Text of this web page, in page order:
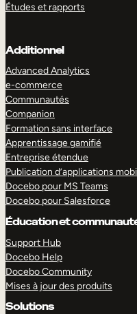
Études et rapports
Additionnel
Advanced Analytics
e-commerce
Communautés
Companion
Formation sans interface
Apprentissage gamifié
Entreprise étendue
Publication d’applications
Docebo pour MS Teams
Docebo pour Salesforce
Éducation et
Support Hub
Docebo Help
Docebo Community
Mises à jour des produits
Solutions